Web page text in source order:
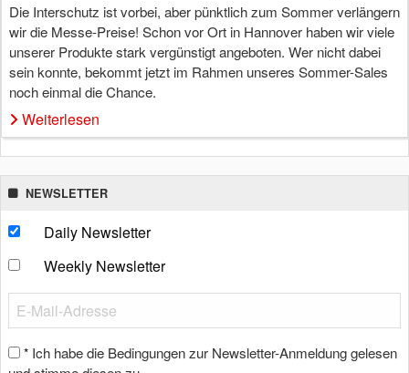
Die Interschutz ist vorbei, aber pünktlich zum Sommer verlängern
wir die Messe-Preise! Schon vor Ort in Hannover haben wir viele
unserer Produkte stark vergünstigt angeboten. Wer nicht dabei
sein konnte, bekommt jetzt im Rahmen unseres Sommer-Sales
noch einmal die Chance.
Weiterlesen
NEWSLETTER
Daily Newsletter
Weekly Newsletter
* Ich habe die Bedingungen zur Newsletter-Anmeldung gelesen